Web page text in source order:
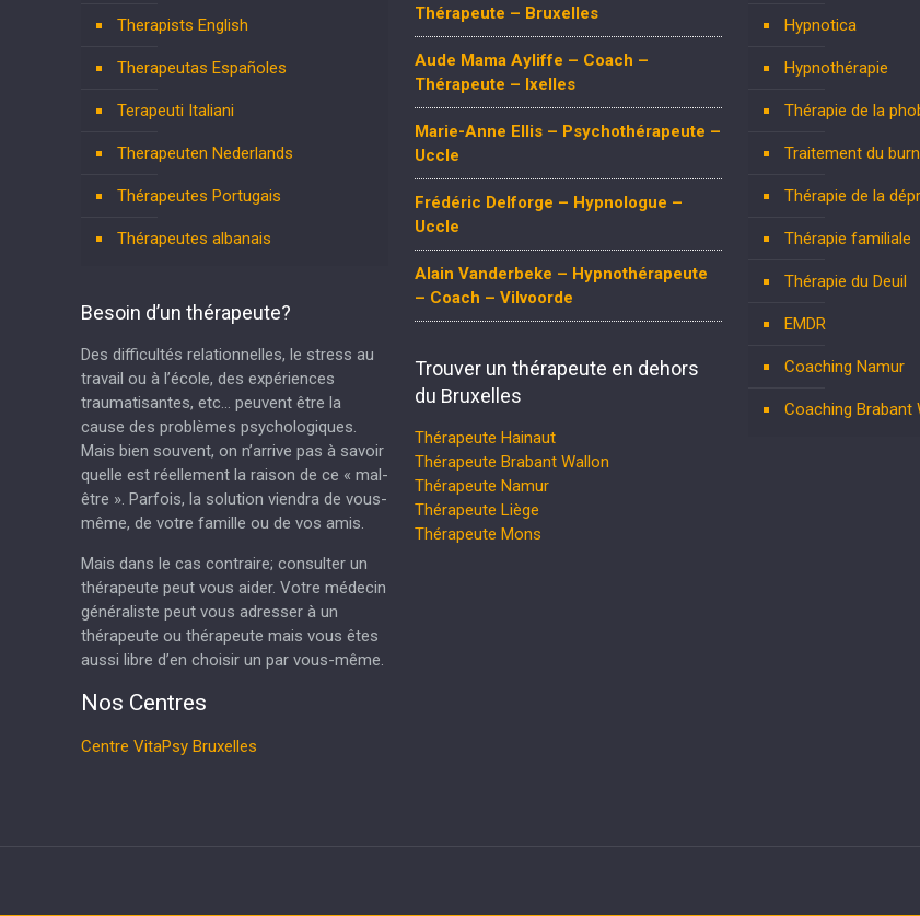
Therapists English
Therapeutas Españoles
Terapeuti Italiani
Therapeuten Nederlands
Thérapeutes Portugais
Thérapeutes albanais
Besoin d’un thérapeute?
Des difficultés relationnelles, le stress au
travail ou à l’école, des expériences
traumatisantes, etc… peuvent être la
cause des problèmes psychologiques.
Mais bien souvent, on n’arrive pas à savoir
quelle est réellement la raison de ce « mal-
être ». Parfois, la solution viendra de vous-
même, de votre famille ou de vos amis.
Mais dans le cas contraire; consulter un
thérapeute peut vous aider. Votre médecin
généraliste peut vous adresser à un
thérapeute ou thérapeute mais vous êtes
aussi libre d’en choisir un par vous-même.
Nos Centres
Centre VitaPsy Bruxelles
Thérapeute – Bruxelles
Aude Mama Ayliffe – Coach –
Thérapeute – Ixelles
Marie-Anne Ellis – Psychothérapeute –
Uccle
Frédéric Delforge – Hypnologue –
Uccle
Alain Vanderbeke – Hypnothérapeute
– Coach – Vilvoorde
Trouver un thérapeute en dehors
du Bruxelles
Thérapeute Hainaut
Thérapeute Brabant Wallon
Thérapeute Namur
Thérapeute Liège
Thérapeute Mons
Hypnotica
Hypnothérapie
Thérapie de la
Traitement du
Thérapie de la
Thérapie familiale
Thérapie du Deuil
EMDR
Coaching Namur
Coaching Brabant